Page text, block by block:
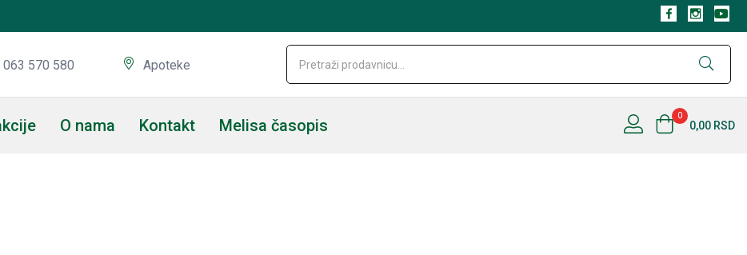
063 570 580 Apoteke
O nama Kontakt Melisa časopis
0
0,00 RSD